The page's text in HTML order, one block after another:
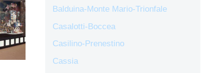
Balduina-Monte Mario-Trionfale
Casalotti-Boccea
Casilino-Prenestino
Cassia